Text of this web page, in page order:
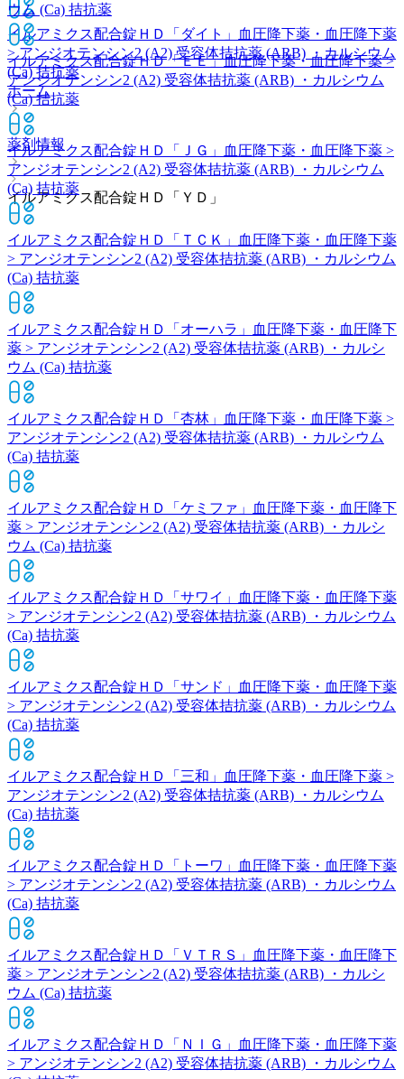
イルアミクス配合錠ＨＤ「ダイト」
血圧降下薬・血圧降下薬
> アンジオテンシン2 (A2) 受容体拮抗薬 (ARB) ・カルシウム
(Ca) 拮抗薬
ホーム
薬剤情報
イルアミクス配合錠ＨＤ「ＹＤ」
ウム (Ca) 拮抗薬
イルアミクス配合錠ＨＤ「ＥＥ」血圧降下薬・血圧降下薬 >
アンジオテンシン2 (A2) 受容体拮抗薬 (ARB) ・カルシウム
(Ca) 拮抗薬
イルアミクス配合錠ＨＤ「ＪＧ」
血圧降下薬・血圧降下薬 >
アンジオテンシン2 (A2) 受容体拮抗薬 (ARB) ・カルシウム
(Ca) 拮抗薬
イルアミクス配合錠ＨＤ「ＴＣＫ」
血圧降下薬・血圧降下薬
> アンジオテンシン2 (A2) 受容体拮抗薬 (ARB) ・カルシウム
(Ca) 拮抗薬
イルアミクス配合錠ＨＤ「オーハラ」
血圧降下薬・血圧降下
薬 > アンジオテンシン2 (A2) 受容体拮抗薬 (ARB) ・カルシ
ウム (Ca) 拮抗薬
イルアミクス配合錠ＨＤ「杏林」
血圧降下薬・血圧降下薬 >
アンジオテンシン2 (A2) 受容体拮抗薬 (ARB) ・カルシウム
(Ca) 拮抗薬
イルアミクス配合錠ＨＤ「ケミファ」
血圧降下薬・血圧降下
薬 > アンジオテンシン2 (A2) 受容体拮抗薬 (ARB) ・カルシ
ウム (Ca) 拮抗薬
イルアミクス配合錠ＨＤ「サワイ」
血圧降下薬・血圧降下薬
> アンジオテンシン2 (A2) 受容体拮抗薬 (ARB) ・カルシウム
(Ca) 拮抗薬
イルアミクス配合錠ＨＤ「サンド」
血圧降下薬・血圧降下薬
> アンジオテンシン2 (A2) 受容体拮抗薬 (ARB) ・カルシウム
(Ca) 拮抗薬
イルアミクス配合錠ＨＤ「三和」
血圧降下薬・血圧降下薬 >
アンジオテンシン2 (A2) 受容体拮抗薬 (ARB) ・カルシウム
(Ca) 拮抗薬
イルアミクス配合錠ＨＤ「トーワ」
血圧降下薬・血圧降下薬
> アンジオテンシン2 (A2) 受容体拮抗薬 (ARB) ・カルシウム
(Ca) 拮抗薬
イルアミクス配合錠ＨＤ「ＶＴＲＳ」
血圧降下薬・血圧降下
薬 > アンジオテンシン2 (A2) 受容体拮抗薬 (ARB) ・カルシ
ウム (Ca) 拮抗薬
イルアミクス配合錠ＨＤ「ＮＩＧ」
血圧降下薬・血圧降下薬
> アンジオテンシン2 (A2) 受容体拮抗薬 (ARB) ・カルシウム